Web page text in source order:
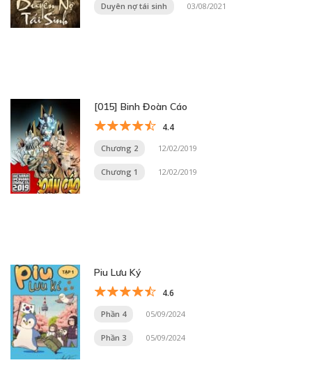
Duyên nợ tái sinh 03/08/2021
[015] Binh Đoàn Cáo
4.4
Chương 2 12/02/2019
Chương 1 12/02/2019
Piu Lưu Ký
4.6
Phần 4 05/09/2024
Phần 3 05/09/2024